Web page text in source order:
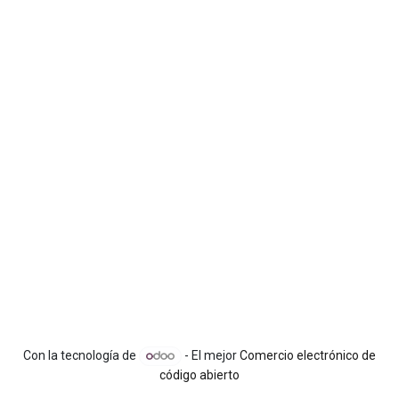
Con la tecnología de - El mejorComercio electrónico de
código abierto